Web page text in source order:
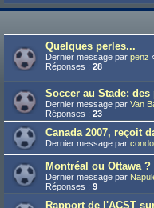
Quelques perles...
Dernier message par penz
Réponses : 28
Soccer au Stade: des
Dernier message par Van
Réponses : 23
Canada 2007, reçoit
Dernier message par
Montréal ou Ottawa ?
Dernier message par
Réponses : 9
Rapport de l'ACST